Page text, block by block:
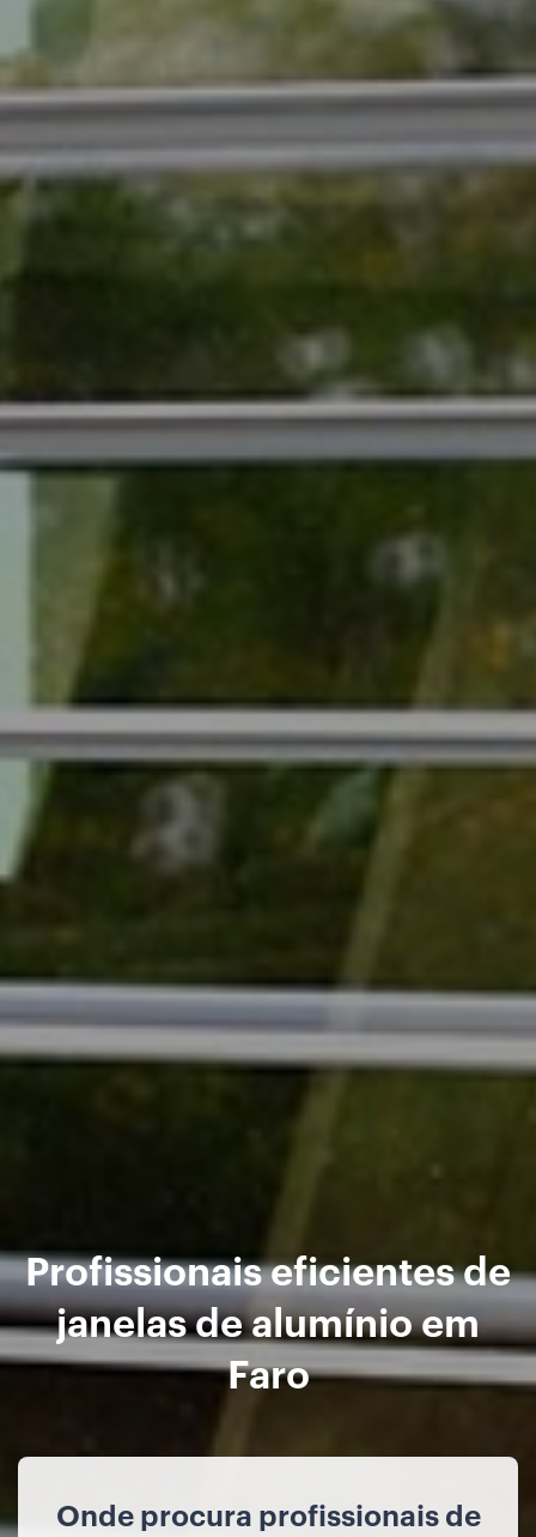
Profissionais eficientes de
janelas de alumínio em
Faro
Onde procura profissionais de